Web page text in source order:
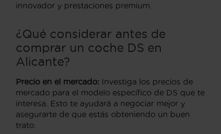
innovador y prestaciones premium.
¿Qué considerar antes de
comprar un coche DS en
Alicante?
Precio en el mercado: Investiga los precios de
mercado para el modelo específico de DS que te
interesa. Esto te ayudará a negociar mejor y
asegurarte de que estás obteniendo un buen
trato.